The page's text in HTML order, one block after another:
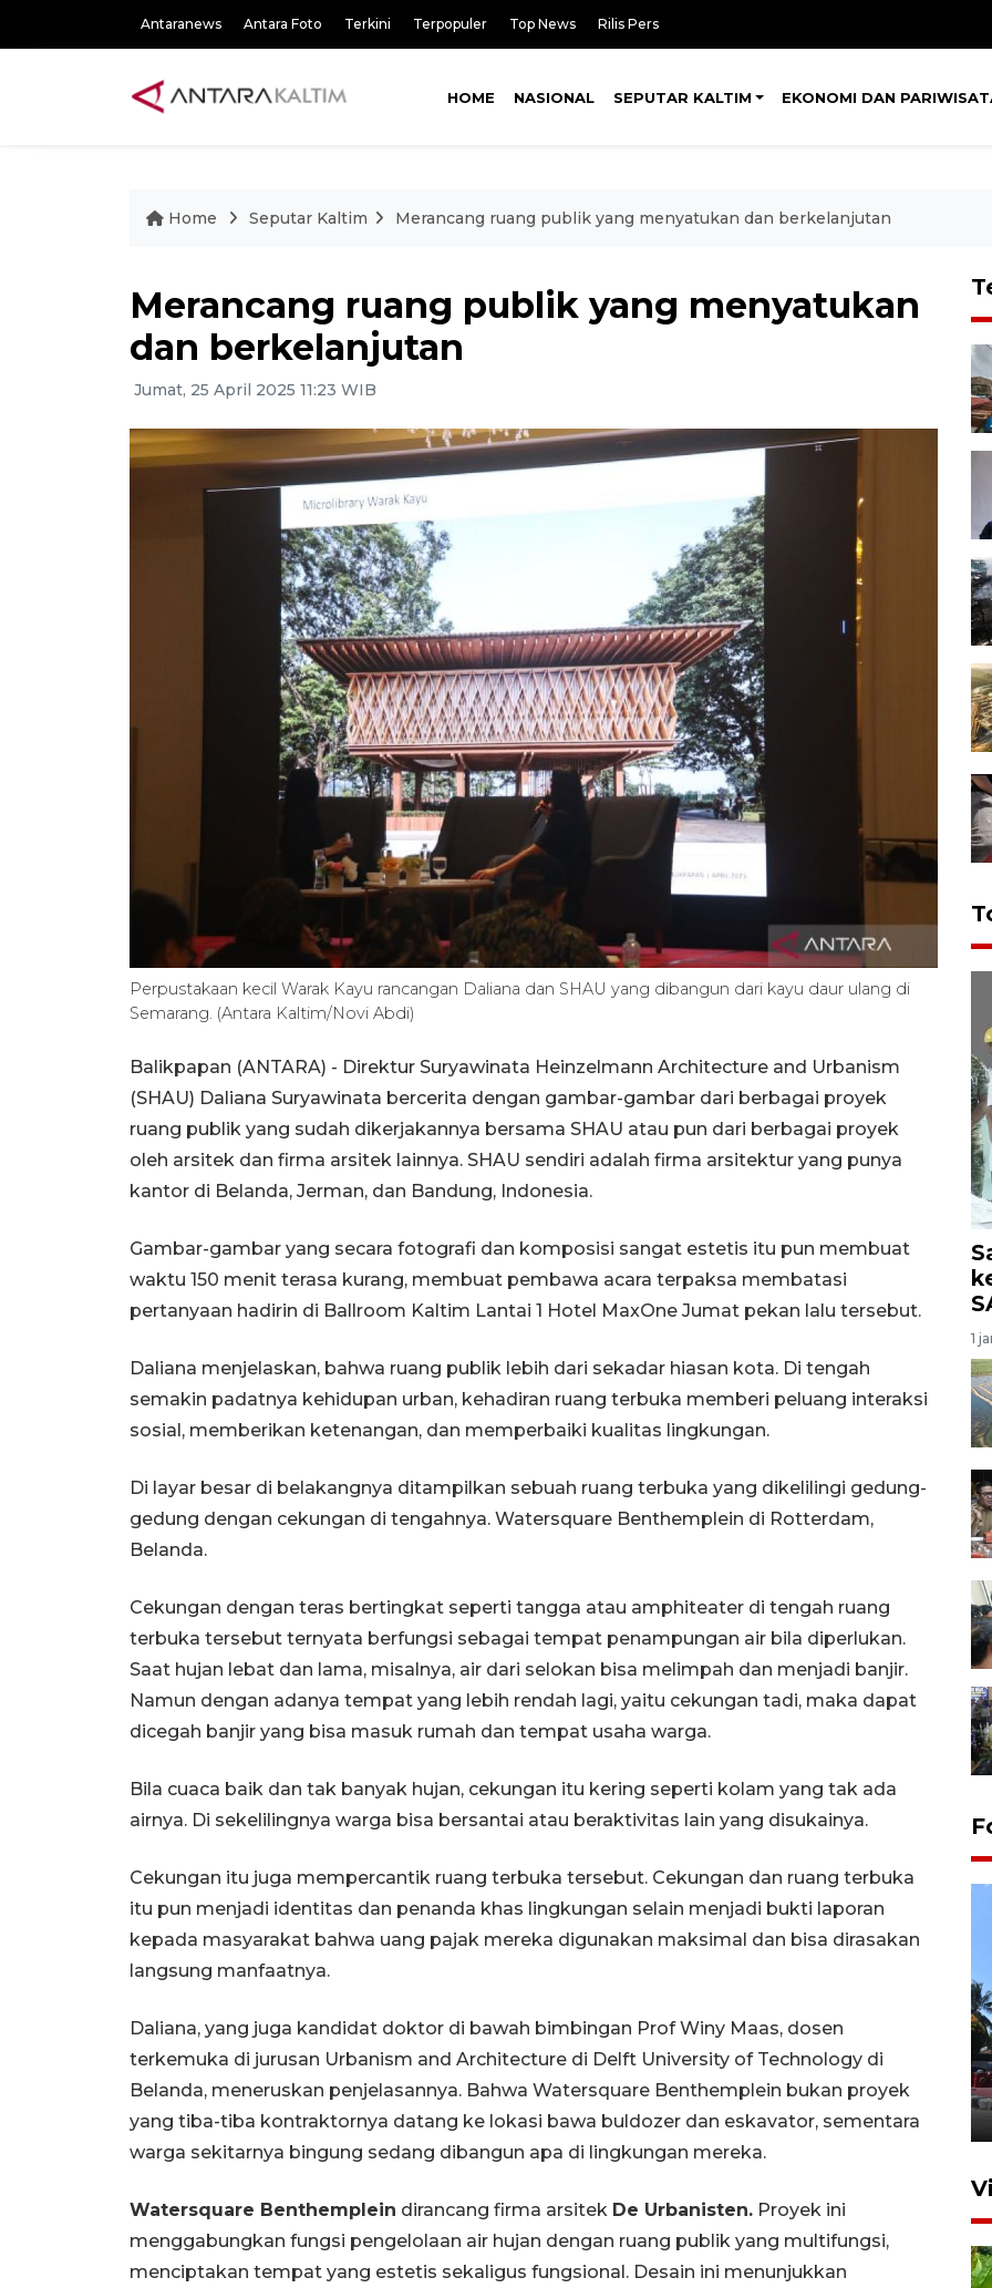
Antaranews Antara Foto Terkini Terpopuler Top News Rilis Pers
HOME NASIONAL SEPUTAR KALTIM EKONOMI DAN
Home Seputar Kaltim Merancang ruang publik yang menyatukan dan berkelanjutan
Merancang ruang publik yang menyatukan
dan berkelanjutan
Jumat, 25 April 2025 11:23 WIB
Perpustakaan kecil Warak Kayu rancangan Daliana dan SHAU yang dibangun dari kayu daur ulang di
Semarang. (Antara Kaltim/Novi Abdi)
Balikpapan (ANTARA) - Direktur Suryawinata Heinzelmann Architecture and Urbanism
(SHAU) Daliana Suryawinata bercerita dengan gambar-gambar dari berbagai proyek
ruang publik yang sudah dikerjakannya bersama SHAU atau pun dari berbagai proyek
oleh arsitek dan firma arsitek lainnya. SHAU sendiri adalah firma arsitektur yang punya
kantor di Belanda, Jerman, dan Bandung, Indonesia.
Gambar-gambar yang secara fotografi dan komposisi sangat estetis itu pun membuat
waktu 150 menit terasa kurang, membuat pembawa acara terpaksa membatasi
pertanyaan hadirin di Ballroom Kaltim Lantai 1 Hotel MaxOne Jumat pekan lalu tersebut.
Daliana menjelaskan, bahwa ruang publik lebih dari sekadar hiasan kota. Di tengah
semakin padatnya kehidupan urban, kehadiran ruang terbuka memberi peluang interaksi
sosial, memberikan ketenangan, dan memperbaiki kualitas lingkungan.
Di layar besar di belakangnya ditampilkan sebuah ruang terbuka yang dikelilingi gedung-
gedung dengan cekungan di tengahnya. Watersquare Benthemplein di Rotterdam,
Belanda.
Cekungan dengan teras bertingkat seperti tangga atau amphiteater di tengah ruang
terbuka tersebut ternyata berfungsi sebagai tempat penampungan air bila diperlukan.
Saat hujan lebat dan lama, misalnya, air dari selokan bisa melimpah dan menjadi banjir.
Namun dengan adanya tempat yang lebih rendah lagi, yaitu cekungan tadi, maka dapat
dicegah banjir yang bisa masuk rumah dan tempat usaha warga.
Bila cuaca baik dan tak banyak hujan, cekungan itu kering seperti kolam yang tak ada
airnya. Di sekelilingnya warga bisa bersantai atau beraktivitas lain yang disukainya.
Cekungan itu juga mempercantik ruang terbuka tersebut. Cekungan dan ruang terbuka
itu pun menjadi identitas dan penanda khas lingkungan selain menjadi bukti laporan
kepada masyarakat bahwa uang pajak mereka digunakan maksimal dan bisa dirasakan
langsung manfaatnya.
Daliana, yang juga kandidat doktor di bawah bimbingan Prof Winy Maas, dosen
terkemuka di jurusan Urbanism and Architecture di Delft University of Technology di
Belanda, meneruskan penjelasannya. Bahwa Watersquare Benthemplein bukan proyek
yang tiba-tiba kontraktornya datang ke lokasi bawa buldozer dan eskavator, sementara
warga sekitarnya bingung sedang dibangun apa di lingkungan mereka.
Watersquare Benthemplein dirancang firma arsitek De Urbanisten. Proyek ini
menggabungkan fungsi pengelolaan air hujan dengan ruang publik yang multifungsi,
menciptakan tempat yang estetis sekaligus fungsional. Desain ini menunjukkan
1
Hasil Operasi Antik Mahakam
2026
31 Juli 2026 20:49